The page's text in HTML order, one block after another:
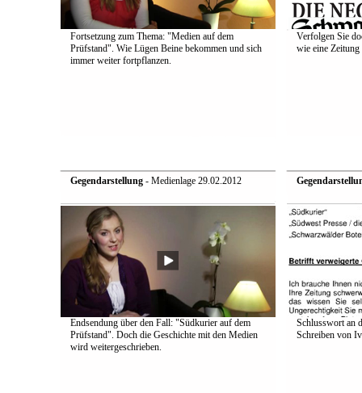
Fortsetzung zum Thema: "Medien auf dem
Prüfstand". Wie Lügen Beine bekommen und sich
immer weiter fortpflanzen.
Verfolgen Sie
wie eine Zeitung
Gegendarstellung- Medienlage 29.02.2012
Endsendung über den Fall: "Südkurier auf dem
Prüfstand". Doch die Geschichte mit den Medien
wird weitergeschrieben.
Schlusswort an
Schreiben von